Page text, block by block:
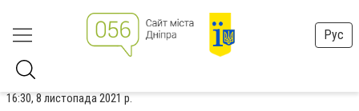
Рус
16:30, 8 листопада 2021 р.